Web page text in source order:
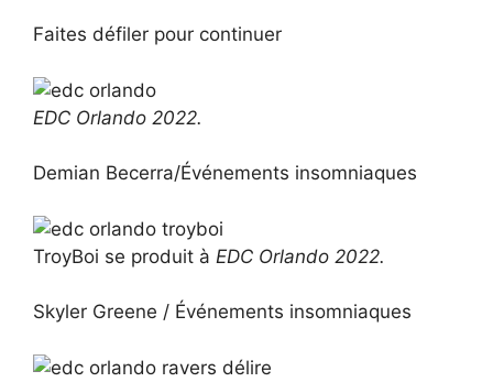
Faites défiler pour continuer
EDC Orlando 2022.
Demian Becerra/Événements insomniaques
TroyBoi se produit à EDC Orlando 2022.
Skyler Greene / Événements insomniaques